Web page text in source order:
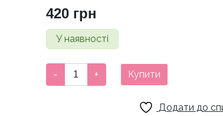
420 грн
У наявності
для
- + Купити
Додати до